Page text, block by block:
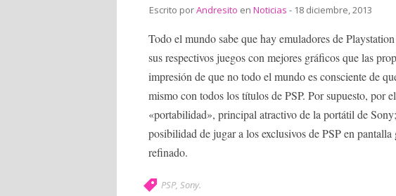
Escrito porAndresito en Noticias - 18 diciembre, 2013
Todo el mundo sabe que hay emuladores de
sus respectivos juegos con mejores gráficos que las
impresión de que no todo el mundo es consciente de
mismo con todos los títulos de PSP. Por supuesto, por
«portabilidad», principal atractivo de la portátil de
posibilidad de jugar a los exclusivos de PSP en
refinado.
PSP, Sony.